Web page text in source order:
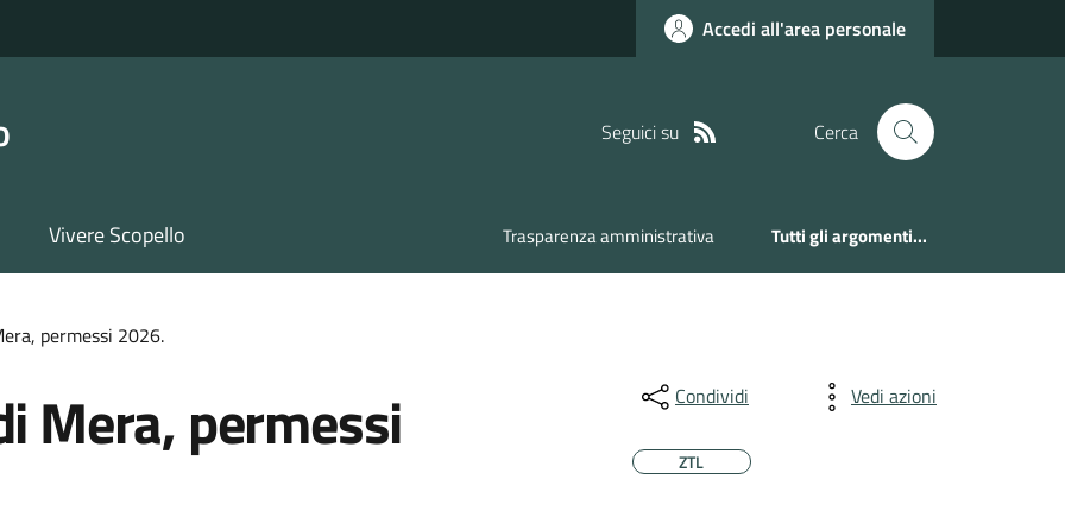
Accedi all'area personale
Seguici su Cerca
Vivere Scopello Trasparenza amministrativa Tutti gli argomenti...
permessi 2026.
Mera, permessi
Condividi Vedi azioni
ZTL